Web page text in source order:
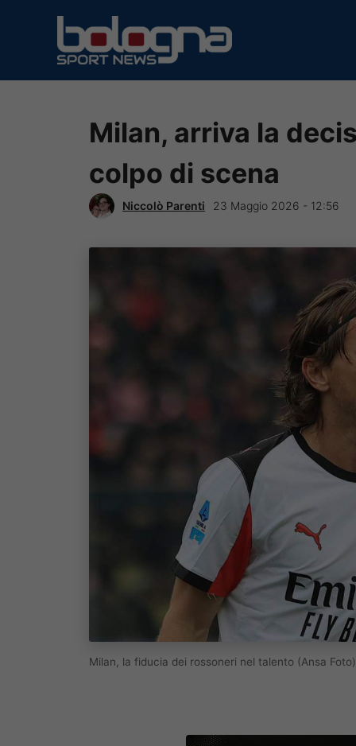
contenuto
Milan, arriva la
colpo di scena
Niccolò Parenti 23 Maggio 2026 - 12:56
Milan, la fiducia dei rossoneri nel talento (Ansa